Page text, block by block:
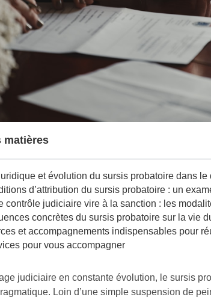
matières
et évolution du sursis probatoire dans le
d’attribution du sursis probatoire : un
contrôle judiciaire vire à la sanction : les
concrètes du sursis probatoire sur la vie
et accompagnements indispensables pour
pour vous accompagner
judiciaire en constante évolution, le sursis
Loin d’une simple suspension de